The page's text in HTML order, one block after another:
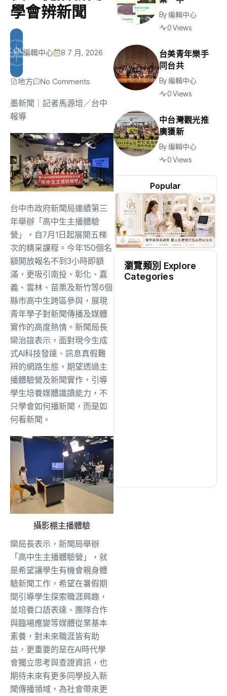
學會辨新聞
編輯中心 8 7 月, 2026
地方 No Comments
墨新聞 ｜記者馬源培／台中
報導
台中市政府新聞局連續第三
年舉辦「高中生主播體驗
營」，自7月1日起展開五梯
次的精采課程。今年150個名
額開放報名不到3小時即額
滿，更吸引南投、彰化、嘉
義、雲林、苗栗及新竹等6個
縣市高中生跨區參與，展現
青年學子對新聞傳播及媒體
實作的高度熱情。新聞局長
欒治誼表示，面對現今生成
式AI科技發達、訊息真假難
辨的網路生態，期望透過主
播體驗營及新聞實作，引導
學生培養媒體識讀能力，不
只學會如何播新聞，而是如
何看新聞。
攝影棚主播體驗
欒局長表示，新聞局舉辦
「高中生主播體驗營」，就
是希望讓學生有機會親身體
驗新聞工作，希望在暑假期
間引導學生探索職涯興趣，
並培養口語表達、團隊合作
與臨場應變等媒體從業基本
素養，對未來職涯皆有助
益，更重要的是在AI時代學
會獨立思考與查證資訊，也
期待未來有更多同學投入新
聞傳播領域，為社會帶來更
Popular
By編輯中心
0 Views
台美青年樂手
同台共
By編輯中心
0 Views
中台灣觀光推
廣獲新
By編輯中心
0 Views
瀏覽類別 Explore
Categories